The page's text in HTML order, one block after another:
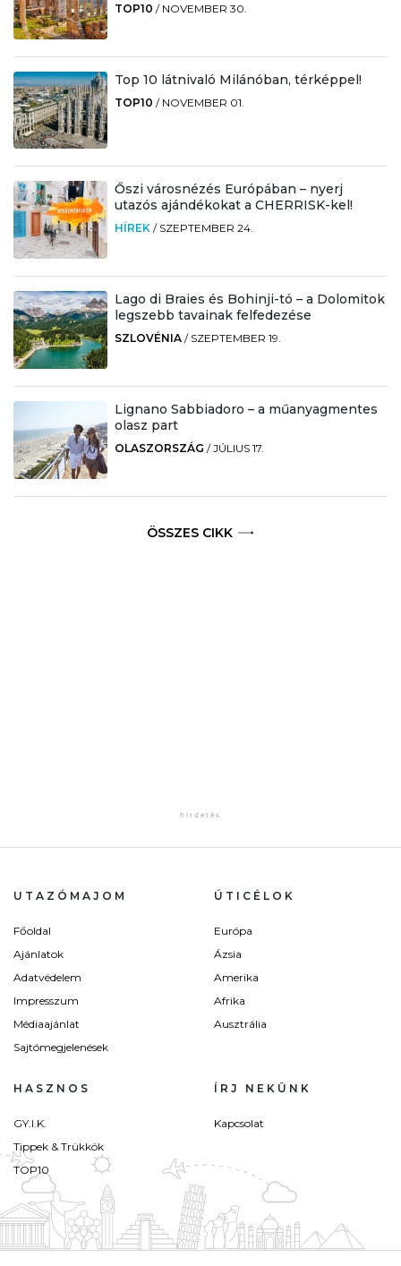
TOP10 / NOVEMBER 30.
Top 10 látnivaló Milánóban, térképpel!
TOP10 / NOVEMBER 01.
Őszi városnézés Európában – nyerj
utazós ajándékokat a CHERRISK-kel!
HÍREK / SZEPTEMBER 24.
Lago di Braies és Bohinji-tó – a Dolomitok
legszebb tavainak felfedezése
SZLOVÉNIA / SZEPTEMBER 19.
Lignano Sabbiadoro – a műanyagmentes
olasz part
OLASZORSZÁG /JÚLIUS 17.
ÖSSZES CIKK
UTAZÓMAJOM
Főoldal
Ajánlatok
Adatvédelem
Impresszum
Médiaajánlat
Sajtómegjelenések
ÚTICÉLOK
Európa
Ázsia
Amerika
Afrika
Ausztrália
HASZNOS
GY.I.K.
Tippek & Trükkök
TOP10
ÍRJ NEKÜNK
Kapcsolat